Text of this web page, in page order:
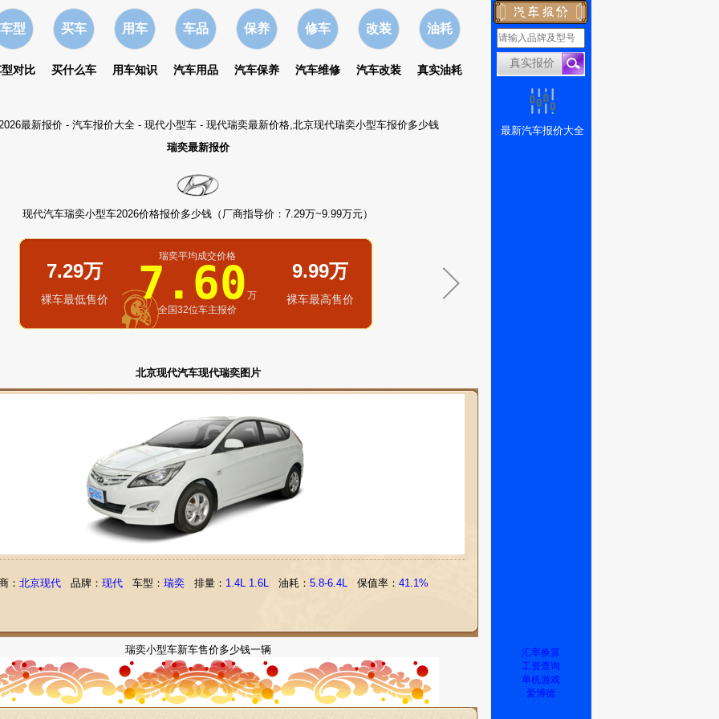
车型
对比
买车
买什么车
用车
用车知识
车品
汽车用品
保养
汽车保养
修车
汽车维修
改装
汽车改装
油耗
真实油耗
最新报价 - 汽车报价大全 - 现代小型车 - 现代瑞奕最新价格,北京现代瑞奕小型车报价多少钱
瑞奕最新报价
现代汽车瑞奕小型车2026价格报价多少钱（厂商指导价：7.29万~9.99万元）
7.29万
裸车最低售价
瑞奕平均成交价格
7.60 万
全国32位车主报价
9.99万
裸车最高售价
北京现代汽车现代瑞奕图片
： 北京现代 品牌： 现代 车型： 瑞奕 排量： 1.4L 1.6L 油耗： 5.8-6.4L 保值率： 41.1%
瑞奕小型车新车售价多少钱一辆
最新汽车报价大全
汇率换算
工资查询
单机游戏
爱博德